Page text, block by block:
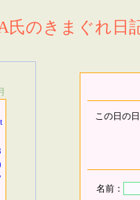
氏のきまぐれ日
この日の
名前：